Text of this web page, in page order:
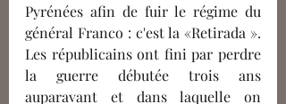
Pyrénées afin de fuir le régime du
général Franco : c'est la «Retirada ».
Les républicains ont fini par perdre
la guerre débutée trois ans
auparavant et dans laquelle on